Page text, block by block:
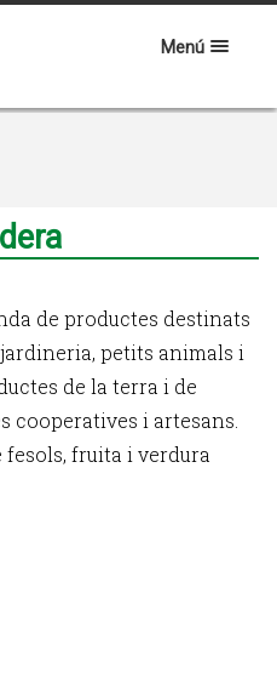
Menú
de productes destinats
petits animals i
de la terra i de
cooperatives i artesans.
fruita i verdura